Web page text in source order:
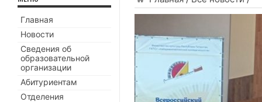
Главная
Новости
Сведения об
образовательной
организации
Абитуриентам
Отделения